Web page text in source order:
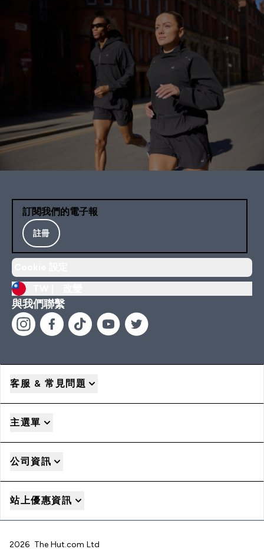
訂閱我們的電子報
註冊
與我們聯繫
客服 & 常見問題
主選單
公司資訊
站上優惠資訊
2026 The Hut.com Ltd